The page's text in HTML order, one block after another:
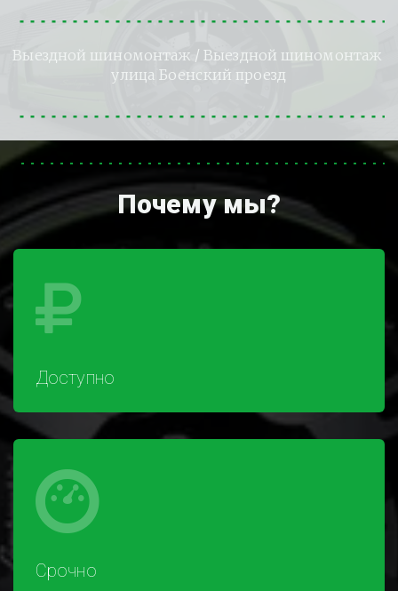
Выездной шиномонтаж / Выездной шиномонтаж
улица Боенский проезд
Почему мы?
Доступно
Срочно